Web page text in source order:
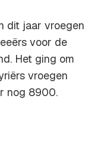
dit jaar vroegen
voor de
Het ging om
vroegen
nog 8900.